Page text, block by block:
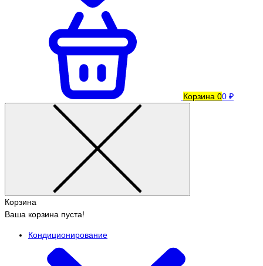
Корзина 00 ₽
Корзина
Ваша корзина пуста!
Кондиционирование